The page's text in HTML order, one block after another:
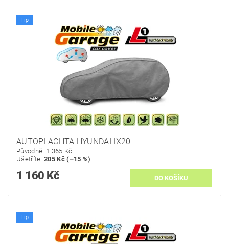
Tip
AUTOPLACHTA HYUNDAI IX20
Původně: 1 365 Kč
Ušetříte:205 Kč (–15 %)
1 160 Kč
Tip